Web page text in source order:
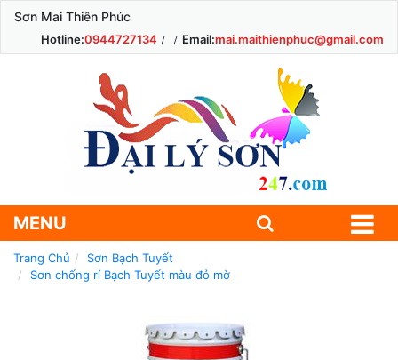
Sơn Mai Thiên Phúc
Hotline:0944727134 Email:mai.maithienphuc@gmail.com
MENU
Trang Chủ
Sơn Bạch Tuyết
Sơn chống rỉ Bạch Tuyết màu đỏ mờ